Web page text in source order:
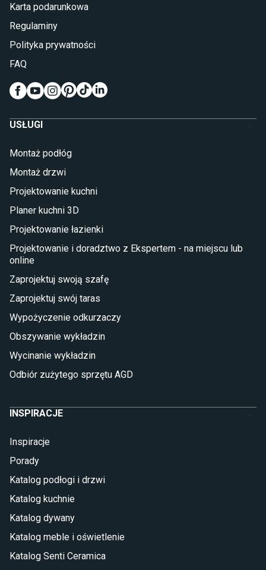
Materace piankowe
Kinkiety do sypialni
Pokój dziecięcy
Meble do pokoju dziecięcego
Komody dla dzieci
Łóżka dla dziecka (młodzieżowe)
Taras i balkon
Sztuczna trawa miękka
Koce i pledy
Płytki na balkon
Lampy stojące LED
Płytki
Płytki Cersanit
Płytki wielkoformatowe
Glazura
Płytki marmurowe
Karta podarunkowa
Regulaminy
Polityka prywatności
FAQ
USŁUGI
Montaż podłóg
Montaż drzwi
Projektowanie kuchni
Planer kuchni 3D
Projektowanie łazienki
Projektowanie i doradztwo z Ekspertem - na miejscu lub
online
Zaprojektuj swoją szafę
Zaprojektuj swój taras
Wypożyczenie odkurzaczy
Obszywanie wykładzin
Wycinanie wykładzin
Odbiór zużytego sprzętu AGD
INSPIRACJE
Inspiracje
Porady
Katalog podłogi i drzwi
Katalog kuchnie
Katalog dywany
Katalog meble i oświetlenie
Katalog Senti Ceramica